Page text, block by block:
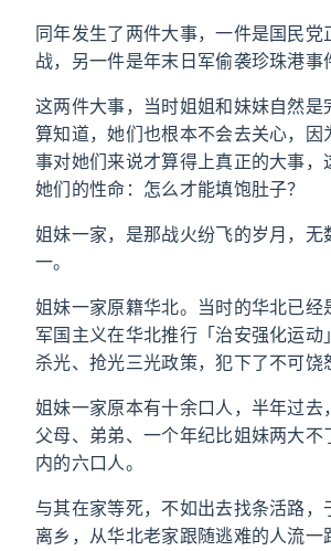
同年发生了两件大事，一件是国民党
战，另一件是年末日军偷袭珍珠港事
这两件大事，当时姐姐和妹妹自然是
算知道，她们也根本不会去关心，因
事对她们来说才算得上真正的大事，
她们的性命：怎么才能填饱肚子？
姐妹一家，是那战火纷飞的岁月，无
一。
姐妹一家原籍华北。当时的华北已经
军国主义在华北推行「治安强化运动
杀光、抢光三光政策，犯下了不可饶
姐妹一家原本有十余口人，半年过去
父母、弟弟、一个年纪比姐妹两大不
内的六口人。
与其在家等死，不如出去找条活路，
离乡，从华北老家跟随逃难的人流一